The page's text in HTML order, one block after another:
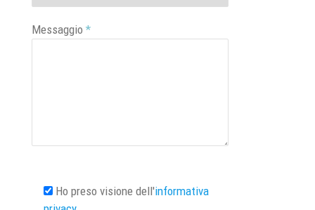
Messaggio *
Ho preso visione dell'informativa